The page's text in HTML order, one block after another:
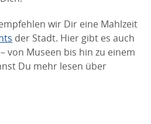
wir Dir eine Mahlzeit
der Stadt. Hier gibt es auch
von Museen bis hin zu einem
Du mehr lesen über